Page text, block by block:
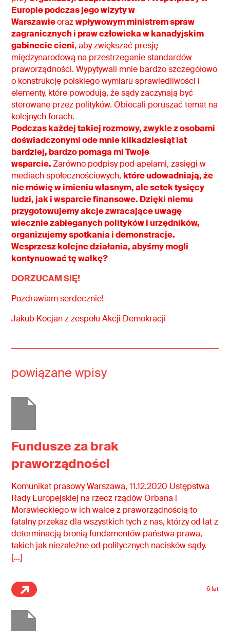
Europie podczas jego wizyty w
Warszawieorazwpływowym ministrem spraw
zagranicznych i praw człowieka w kanadyjskim
gabinecie cieni, aby zwiększać presję
międzynarodową na przestrzeganie standardów
praworządności. Wypytywali mnie bardzo szczegółowo
o konstrukcję polskiego wymiaru sprawiedliwości i
elementy, które powodują, że sądy zaczynają być
sterowane przez polityków. Obiecali poruszać temat na
kolejnych forach.
Podczas każdej takiej rozmowy, zwykle z osobami
doświadczonymi ode mnie kilkadziesiąt lat
bardziej, bardzo pomaga mi Twoje
wsparcie.Zarówno podpisy pod apelami, zasięgi w
mediach społecznościowych, które udowadniają, że
nie mówię w imieniu własnym, ale setek tysięcy
ludzi, jak i wsparcie finansowe. Dzięki niemu
przygotowujemy akcje zwracające uwagę
wiecznie zabieganych polityków i urzędników,
organizujemy spotkania i demonstracje.
Wesprzesz kolejne działania, abyśmy mogli
kontynuować tę walkę?
DORZUCAM SIĘ!
Pozdrawiam serdecznie!
Jakub Kocjan z zespołu Akcji Demokracji
powiązane wpisy
Fundusze za brak
praworządności
Komunikat prasowy Warszawa, 11.12.2020 Ustępstwa
Rady Europejskiej na rzecz rządów Orbana i
Morawieckiego w ich walce z praworządnością to
fatalny przekaz dla wszystkich tych z nas, którzy od lat z
determinacją bronią fundamentów państwa prawa,
takich jak niezależne od politycznych nacisków sądy.
[…]
6 lat